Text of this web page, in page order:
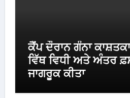
ਕੈਂਪ ਦੌਰਾਨ ਗੰਨਾ
ਵਿੱਥ ਵਿਧੀ ਅਤੇ ਅੰਤਰ
ਜਾਗਰੂਕ ਕੀਤਾ